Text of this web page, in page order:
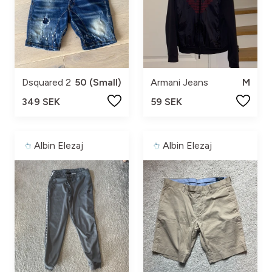
Dsquared 2 50 (Small)
349 SEK
Armani Jeans
M
59 SEK
Albin Elezaj Albin Elezaj